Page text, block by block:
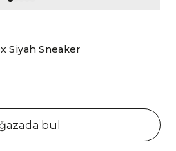
Siyah Sneaker
bul